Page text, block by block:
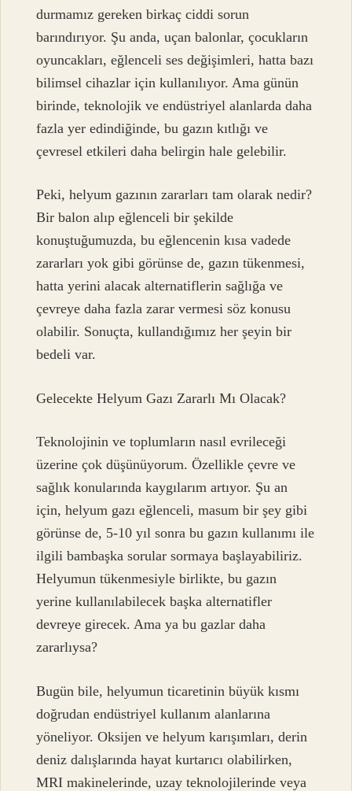
durmamız gereken birkaç ciddi sorun
barındırıyor. Şu anda, uçan balonlar, çocukların
oyuncakları, eğlenceli ses değişimleri, hatta bazı
bilimsel cihazlar için kullanılıyor. Ama günün
birinde, teknolojik ve endüstriyel alanlarda daha
fazla yer edindiğinde, bu gazın kıtlığı ve
çevresel etkileri daha belirgin hale gelebilir.
Peki, helyum gazının zararları tam olarak nedir?
Bir balon alıp eğlenceli bir şekilde
konuştuğumuzda, bu eğlencenin kısa vadede
zararları yok gibi görünse de, gazın tükenmesi,
hatta yerini alacak alternatiflerin sağlığa ve
çevreye daha fazla zarar vermesi söz konusu
olabilir. Sonuçta, kullandığımız her şeyin bir
bedeli var.
Gelecekte Helyum Gazı Zararlı Mı Olacak?
Teknolojinin ve toplumların nasıl evrileceği
üzerine çok düşünüyorum. Özellikle çevre ve
sağlık konularında kaygılarım artıyor. Şu an
için, helyum gazı eğlenceli, masum bir şey gibi
görünse de, 5-10 yıl sonra bu gazın kullanımı ile
ilgili bambaşka sorular sormaya başlayabiliriz.
Helyumun tükenmesiyle birlikte, bu gazın
yerine kullanılabilecek başka alternatifler
devreye girecek. Ama ya bu gazlar daha
zararlıysa?
Bugün bile, helyumun ticaretinin büyük kısmı
doğrudan endüstriyel kullanım alanlarına
yöneliyor. Oksijen ve helyum karışımları, derin
deniz dalışlarında hayat kurtarıcı olabilirken,
MRI makinelerinde, uzay teknolojilerinde veya